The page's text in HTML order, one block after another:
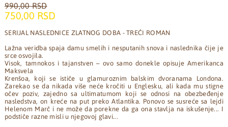
990,00 RSD
750,00 RSD
SERIJAL NASLEDNICE ZLATNOG DOBA - TREĆI ROMAN
Lažna veridba spaja damu smelih i nesputanih snova i naslednika čije je
srce osvojila.
Visok, tamnokos i tajanstven – ovo samo donekle opisuje Amerikanca
Maksvela
Krenšoa, koji se ističe u glamuroznim balskim dvoranama Londona.
Zarekao se da nikada više neće kročiti u Englesku, ali kada mu stigne
očev poziv, zajedno sa ultimatumom koji se odnosi na obezbeđenje
nasledstva, on kreće na put preko Atlantika. Ponovo se susreće sa lejdi
Helenom Marč i ne može da porekne da ga ona stavlja na iskušenje... I
podstiče razne misli u njegovoj glavi...